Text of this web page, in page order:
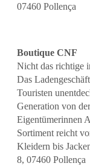
07460 Pollença
Boutique CNF
Nicht das richtige
Das
Touristen
Generation von
Eigentümerinnen
Sortiment reicht
Kleidern bis
8, 07460 Pollença